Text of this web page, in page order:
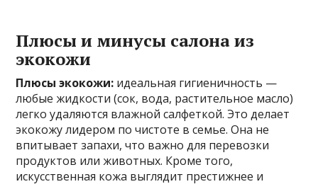
Плюсы и минусы салона из
экокожи
Плюсы экокожи: идеальная гигиеничность —
любые жидкости (сок, вода, растительное масло)
легко удаляются влажной салфеткой. Это делает
экокожу лидером по чистоте в семье. Она не
впитывает запахи, что важно для перевозки
продуктов или животных. Кроме того,
искусственная кожа выглядит престижнее и